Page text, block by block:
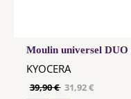
Moulin universel DUO
KYOCERA
39,90 € 31,92 €